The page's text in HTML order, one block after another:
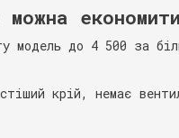
економити
до 4 500 за
крій, немає